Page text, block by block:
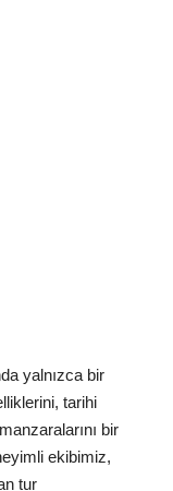
yalnızca bir
tarihi
bir
ekibimiz,
tur